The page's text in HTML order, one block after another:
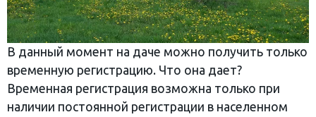
В данный момент на даче можно получить только
временную регистрацию. Что она дает?
Временная регистрация возможна только при
наличии постоянной регистрации в населенном